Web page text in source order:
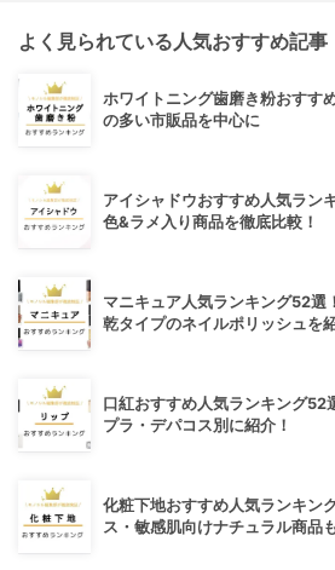
よく見られている人気おすすめ記事
ホワイトニング歯磨き粉おすす
の多い市販品を中心に
アイシャドウおすすめ人気ラン
色&ラメ入り商品を徹底比較！
マニキュア人気ランキング52選
乾タイプのネイルポリッシュを
口紅おすすめ人気ランキング52
プラ・デパコス別に紹介！
化粧下地おすすめ人気ランキン
ス・敏感肌向けナチュラル商品